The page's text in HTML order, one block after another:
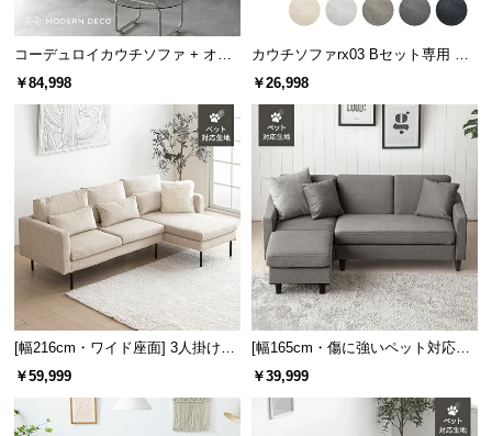
て
保
証
に
て
会
員
規
約
に
い
コーデュロイカウチソファ + オッ
トマン
￥84,998
カウチソファrx03 Bセット専用 交
換用カバー カウチ+2P+1Pセット
￥26,998
[幅216cm・ワイド座面] 3人掛けカ
ウチソファ ブラックスチール脚 L
ード生地
￥59,999
[幅165cm・傷に強いペット対応生
地] 3人掛けカウチソファ レギュラ
￥39,999